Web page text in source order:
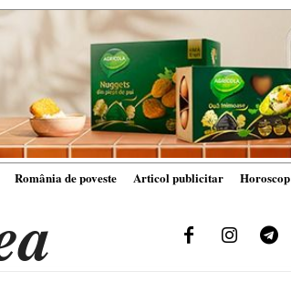
România de poveste Articol publicitar Horoscop